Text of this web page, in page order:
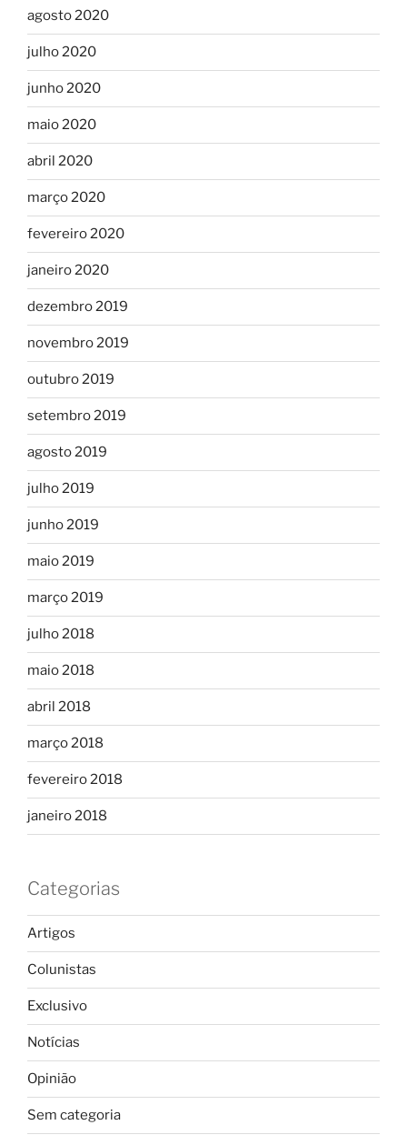
agosto 2020
julho 2020
junho 2020
maio 2020
abril 2020
março 2020
fevereiro 2020
janeiro 2020
dezembro 2019
novembro 2019
outubro 2019
setembro 2019
agosto 2019
julho 2019
junho 2019
maio 2019
março 2019
julho 2018
maio 2018
abril 2018
março 2018
fevereiro 2018
janeiro 2018
Categorias
Artigos
Colunistas
Exclusivo
Notícias
Opinião
Sem categoria